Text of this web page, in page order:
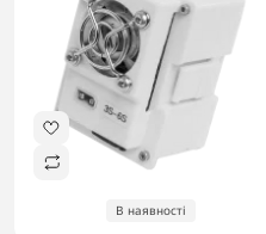
В наявності